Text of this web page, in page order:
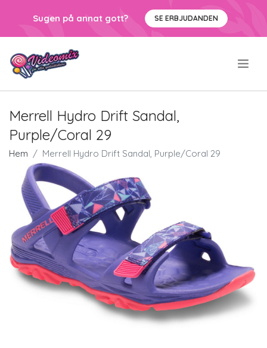
Sugen på annat gott? SE ERBJUDANDEN
Merrell Hydro Drift Sandal,
Purple/Coral 29
Hem Merrell Hydro Drift Sandal, Purple/Coral 29